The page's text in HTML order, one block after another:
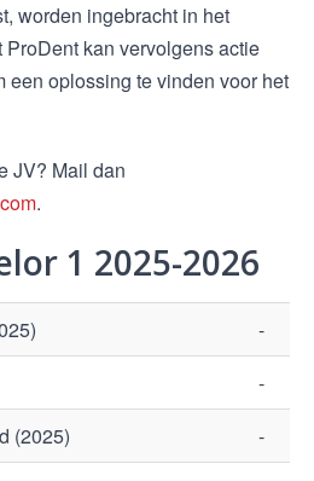
worden ingebracht in het
kan vervolgens actie
een oplossing te vinden voor het
JV? Mail dan
.
1 2025-2026
-
-
(2025)
-